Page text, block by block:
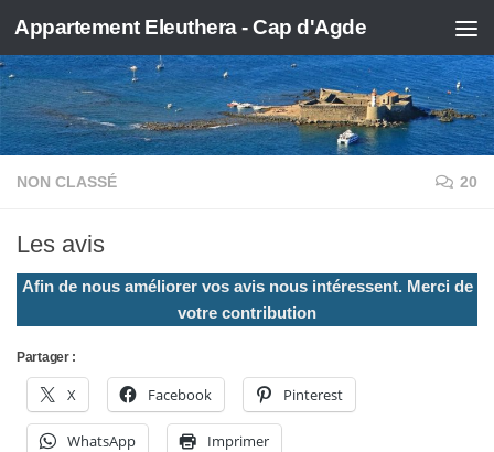
Skip to content
Appartement Eleuthera - Cap d'Agde
NON CLASSÉ 20
Les avis
Afin de nous améliorer vos avis nous intéressent. Merci de
votre contribution
Partager :
X Facebook Pinterest
WhatsApp Imprimer